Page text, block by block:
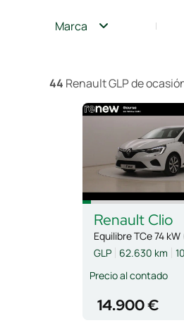
Marca
44 Renault GLP de
Renault Clio
Equilibre TCe 74
GLP
62.630 km
Precio al contado
14.900 €